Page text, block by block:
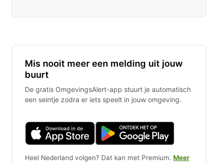
Mis nooit meer een melding uit jouw
buurt
De gratis OmgevingsAlert-app stuurt je automatisch
een seintje zodra er iets speelt in jouw omgeving.
Heel Nederland volgen? Dat kan met Premium. Meer